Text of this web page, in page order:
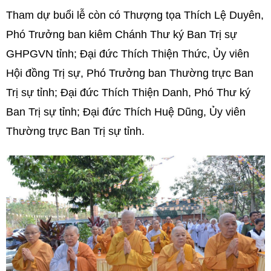
Tham dự buổi lễ còn có Thượng tọa Thích Lệ Duyên,
Phó Trưởng ban kiêm Chánh Thư ký Ban Trị sự
GHPGVN tỉnh; Đại đức Thích Thiện Thức, Ủy viên
Hội đồng Trị sự, Phó Trưởng ban Thường trực Ban
Trị sự tỉnh; Đại đức Thích Thiện Danh, Phó Thư ký
Ban Trị sự tỉnh; Đại đức Thích Huệ Dũng, Ủy viên
Thường trực Ban Trị sự tỉnh.